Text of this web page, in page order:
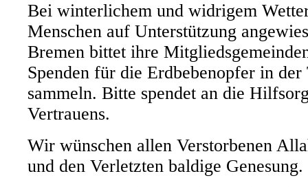
Bei winterlichem und widrigem
Menschen auf Unterstützung
Bremen bittet ihre
Spenden für die Erdbebenopfer in
sammeln. Bitte spendet an die
Vertrauens.
Wir wünschen allen Verstorbenen
und den Verletzten baldige Genesung.